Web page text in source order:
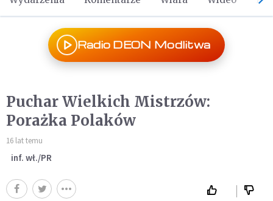
Radio DEON Modlitwa
Puchar Wielkich Mistrzów:
Porażka Polaków
16 lat temu
inf. wł./PR